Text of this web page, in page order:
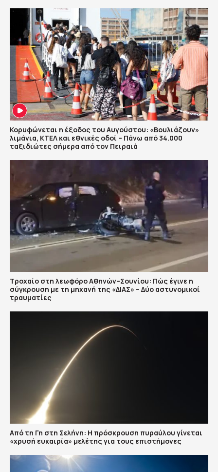
Κορυφώνεται η έξοδος του Αυγούστου: «Βουλιάζουν»
λιμάνια, ΚΤΕΛ και εθνικές οδοί – Πάνω από 34.000
ταξιδιώτες σήμερα από τον Πειραιά
Τροχαίο στη λεωφόρο Αθηνών–Σουνίου: Πώς έγινε η
σύγκρουση με τη μηχανή της «ΔΙΑΣ» – Δύο αστυνομικοί
τραυματίες
Από τη Γη στη Σελήνη: Η πρόσκρουση πυραύλου γίνεται
«χρυσή ευκαιρία» μελέτης για τους επιστήμονες